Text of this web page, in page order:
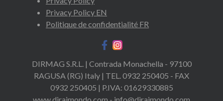
Privacy Policy EN
Politique de confidentialité FR
DIRMAG S.R.L. | Contrada Monachella - 97100
RAGUSA (RG) Italy | TEL. 0932 250405 - FAX
0932 250405 | P.IVA: 01629330885